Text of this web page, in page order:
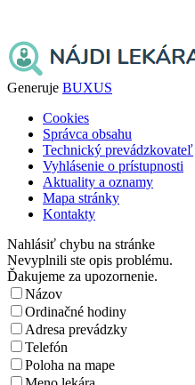
Generuje BUXUS
Cookies
Správca obsahu
Technický prevádzkovateľ
Vyhlásenie o prístupnosti
Aktuality a oznamy
Mapa stránky
Kontakty
Nahlásiť chybu na stránke
Nevyplnili ste opis problému.
Ďakujeme za upozornenie.
Názov
Ordinačné hodiny
Adresa prevádzky
Telefón
Poloha na mape